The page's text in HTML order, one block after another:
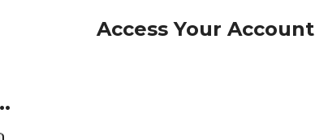
Access Your Account